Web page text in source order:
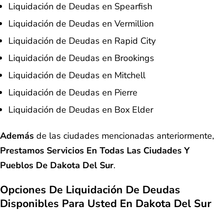
Liquidación de Deudas en Spearfish
Liquidación de Deudas en Vermillion
Liquidación de Deudas en Rapid City
Liquidación de Deudas en Brookings
Liquidación de Deudas en Mitchell
Liquidación de Deudas en Pierre
Liquidación de Deudas en Box Elder
Además de las ciudades mencionadas anteriormente,
Prestamos Servicios En Todas Las Ciudades Y
Pueblos De Dakota Del Sur.
Opciones De Liquidación De Deudas
Disponibles Para Usted En Dakota Del Sur